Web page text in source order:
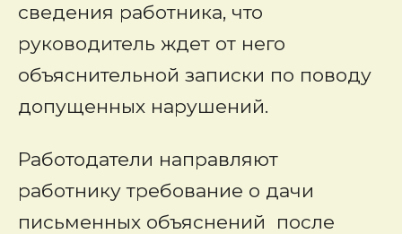
сведения работника, что
руководитель ждет от него
объяснительной записки по поводу
допущенных нарушений.
Работодатели направляют
работнику требование о дачи
письменных объяснений после